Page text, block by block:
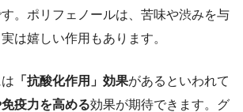
。ポリフェノールは、苦味や渋みを与
は嬉しい作用もあります。
「抗酸化作用」効果があるといわれて
疫力を高める効果が期待できます。グ